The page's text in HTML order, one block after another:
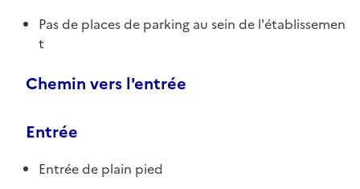
Pas de places de parking au sein de l'établissemen
t
Chemin vers l'entrée
Entrée
Entrée de plain pied